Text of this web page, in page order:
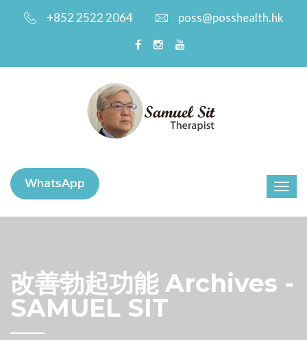
+852 2522 2064 poss@posshealth.hk
WhatsApp
改善勃起功能 Archives -
SAMUEL SIT